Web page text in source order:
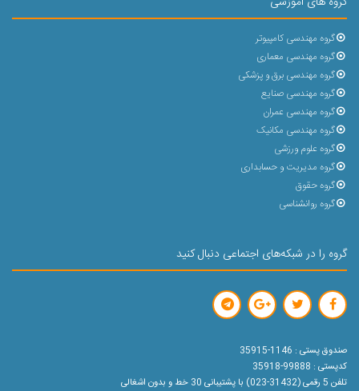
گروه مهندسی کامپیوتر
گروه مهندسی معماری
گروه مهندسی برق و پزشکی
گروه مهندسی صنایع
گروه مهندسی عمران
گروه مهندسی مکانیک
گروه علوم ورزشی
گروه مدیریت و حسابداری
گروه حقوق
گروه روانشناسی
گروه را در شبکه‌های اجتماعی دنبال کنید
صندوق پستی : 1146-35915
کدپستی : 99888-35918
تلفن 5 رقمی (31432-023) با پشتیبانی 30 خط و بدون اشغالی